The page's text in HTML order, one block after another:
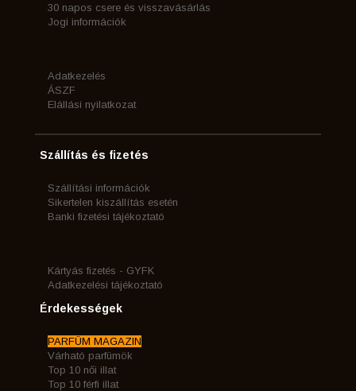
30 napos csere és visszavásárlás
Jogi információk
Adatkezelés
ÁSZF
Elállási nyilatkozat
Szállítás és fizetés
Szállítási információk
Sikertelen kiszállítás esetén
Banki fizetési tájékoztató
Kártyás fizetés - GYFK
Adatkezelési tájékoztató
Érdekességek
PARFÜM MAGAZIN
Várható parfümök
Top 10 női illat
Top 10 férfi illat